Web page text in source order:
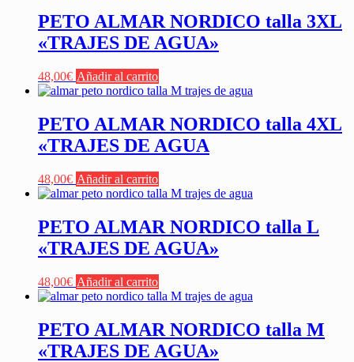
PETO ALMAR NORDICO talla 3XL
«TRAJES DE AGUA»
48,00€ Añadir al carrito
PETO ALMAR NORDICO talla 4XL
«TRAJES DE AGUA
48,00€ Añadir al carrito
PETO ALMAR NORDICO talla L
«TRAJES DE AGUA»
48,00€ Añadir al carrito
PETO ALMAR NORDICO talla M
«TRAJES DE AGUA»